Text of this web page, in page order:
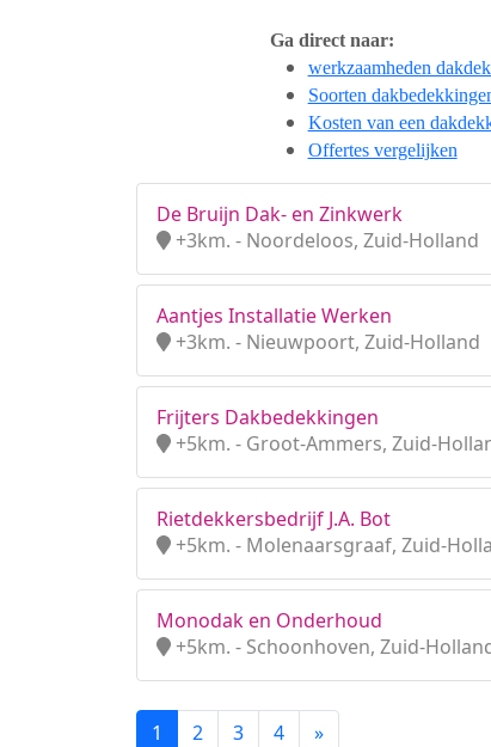
Ga direct naar:
werkzaamheden
Soorten
Kosten van een
Offertes vergelijken
De Bruijn Dak- en Zinkwerk
+3km. - Noordeloos, Zuid-Holland
Aantjes Installatie Werken
+3km. - Nieuwpoort, Zuid-Holland
Frijters Dakbedekkingen
+5km. - Groot-Ammers, Zuid-
Rietdekkersbedrijf J.A. Bot
+5km. - Molenaarsgraaf, Zuid-
Monodak en Onderhoud
+5km. - Schoonhoven, Zuid-
1 2 3 4 »